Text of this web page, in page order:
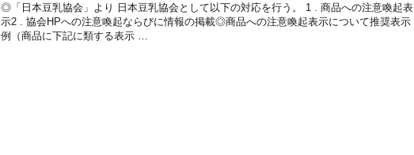
◎「日本豆乳協会」より 日本豆乳協会として以下の対応を行う。 1 . 商品への注意喚起表
示2 . 協会HPへの注意喚起ならびに情報の掲載◎商品への注意喚起表示について推奨表示
例（商品に下記に類する表示 …